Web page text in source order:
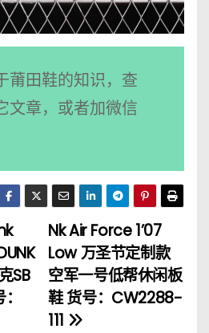
莆田鞋的知识，查
文章，或者加微信
Nk Air Force 1’07
Low 万圣节定制款
空军一号低帮休闲板
鞋 货号：CW2288-
111
SB